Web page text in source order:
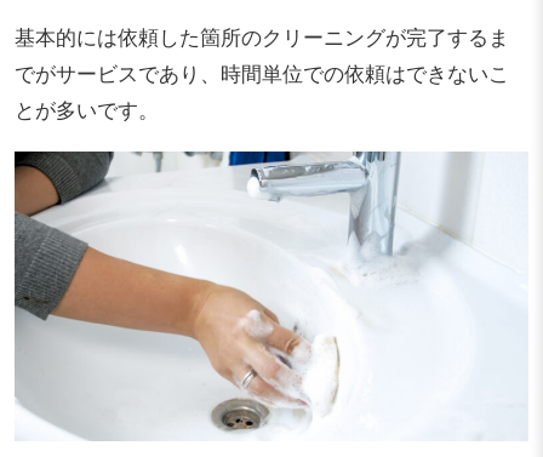
基本的には依頼した箇所のクリーニングが完了するま
でがサービスであり、時間単位での依頼はできないこ
とが多いです。